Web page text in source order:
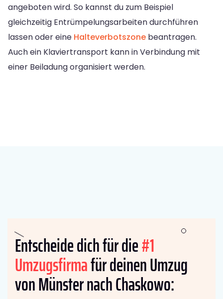
angeboten wird. So kannst du zum Beispiel
gleichzeitig Entrümpelungsarbeiten durchführen
lassen oder eine Halteverbotszone beantragen.
Auch ein Klaviertransport kann in Verbindung mit
einer Beiladung organisiert werden.
Entscheide dich für die#1
Umzugsfirmafür deinen Umzug
von Münster nach Chaskowo: